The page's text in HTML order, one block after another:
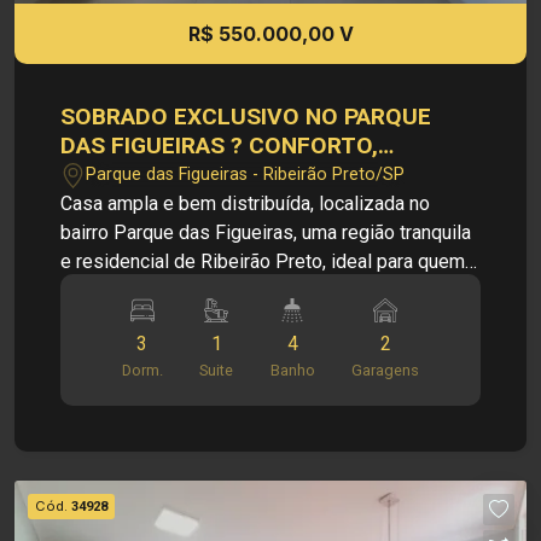
Ramalho. Para além de negócios imobiliários,
tradição, inovação e exclusividade! Obs.: A
qualquer informação referente aos valores,
dados e disponibilidade de seus imóveis, sem
aviso prévio.
R$ 550.000,00 V
SOBRADO EXCLUSIVO NO PARQUE
DAS FIGUEIRAS ? CONFORTO,
PRIVACIDADE E LOCALIZAÇÃO NOBRE
Parque das Figueiras - Ribeirão Preto/SP
Casa ampla e bem distribuída, localizada no
bairro Parque das Figueiras, uma região tranquila
e residencial de Ribeirão Preto, ideal para quem
principais pontos da cidade. O imóvel oferece
ambientes espaçosos e excelente estrutura para
toda a família, além de área gourmet perfeita para
momentos de lazer e confraternização. Principais
TV - Sala de jantar - Cozinha - Despensa - Copa -
03 Quartos, sendo 01 suíte - 04 Banheiros
3
Dorm.
1
Suite
4
Banho
2
Garagens
Cód. 34928